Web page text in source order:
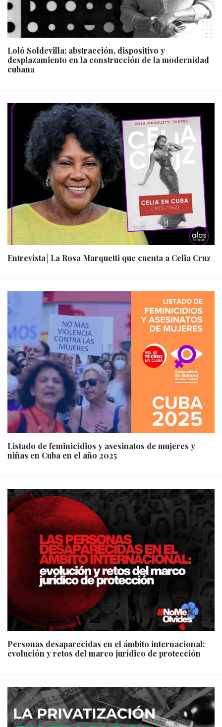
Loló Soldevilla: abstracción, dispositivo y
desplazamiento en la construcción de la modernidad
cubana
Entrevista│La Rosa Marquetti que cuenta a Celia Cruz
Listado de feminicidios y asesinatos de mujeres y
niñas en Cuba en el año 2025
Personas desaparecidas en el ámbito internacional:
evolución y retos del marco jurídico de protección